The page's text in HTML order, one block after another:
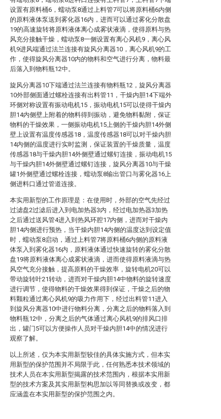
设置有原料桶6，蠕动泵8通过上料管7可以将原料桶6内侧
的原料液体泵送到雾化器16内，进而可以通过雾化分散盘
19的高速旋转将原料液体离心成雾状液滴，使得原料与热
风充分接触干燥，蠕动泵8一侧设置有离心风机9，离心风
机9进风端通过法兰连接有旋风分离器10，离心风机9的工
作，使得旋风分离器10内的物料和空气进行分离，物料最
后落入到物料瓶12中。
旋风分离器10下端通过法兰连接有物料瓶12，旋风分离器
10外部侧面通过螺栓连接有出料管11，干燥内胆14下端外
环侧对称设置有振动电机15，振动电机15可以使得干燥内
胆14内侧壁上附着的物料得到振动，避免物料黏附，保证
物料的干燥效果，一侧振动电机15上侧的干燥内胆14外侧
壁上设置有温度传感器18，温度传感器18可以对干燥内胆
14内侧的温度进行实时监测，保证装置的干燥质量，温度
传感器18与干燥内胆14外侧壁通过螺钉连接，振动电机15
与干燥内胆14外侧壁通过螺钉连接，旋风分离器10与干燥
罐1外侧壁通过螺栓连接，蠕动泵8输出管口与雾化器16上
侧进料口通过管道连接。
本实用新型的工作原理是：在使用时，外部的空气先经过
过滤盘2过滤后进入到电加热器3内，经过电加热器3加热
之后通过送风管4进入到热风环腔17内侧，进而对干燥内
胆14内侧进行预热，当干燥内胆14内侧的温度达到设定值
时，蠕动泵8启动，通过上料管7将原料桶6内侧的原料液
体泵入到雾化器16内，原料液体通过快速旋转的雾化分散
盘19将原料液体离心成雾状液滴，进而使得原料液滴与热
风空气充分接触，提高原料的干燥效率，旋转电机20可以
带动旋转叶21转动，进而对干燥内胆14中物料的旋转速度
进行调节，使得物料的干燥效果得到保证，干燥之后的物
料颗粒通过离心风机9的吸力作用下，经过出料管11进入
到旋风分离器10中进行物料分离，分离之后的物料落入到
物料瓶12中，分离之后的气体通过离心风机9的排风口排
出，罐门5可以方便操作人员对干燥内胆14中的情况进行
观察了解。
以上所述，仅为本实用新型较佳的具体实施方式，但本实
用新型的保护范围并不局限于此，任何熟悉本技术领域的
技术人员在本实用新型揭露的技术范围内，根据本实用新
型的技术方案及其实用新型构思加以等同替换或改变，都
应涵盖在本实用新型的保护范围之内。